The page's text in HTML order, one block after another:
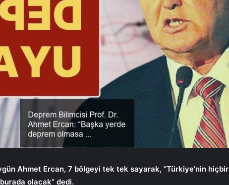
Ahmet Ercan, 7 bölgeyi tek tek sayarak, “Türkiye’nin hiçbir
olacak” dedi.